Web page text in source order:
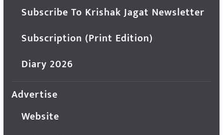
Subscribe To Krishak Jagat Newsletter
Subscription (Print Edition)
Diary 2026
Advertise
Website